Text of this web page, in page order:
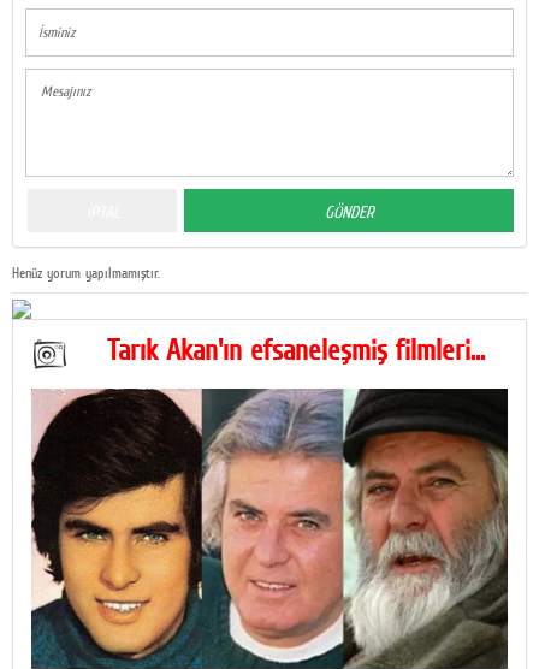
Henüz yorum yapılmamıştır.
Tarık Akan'ın efsaneleşmiş filmleri...